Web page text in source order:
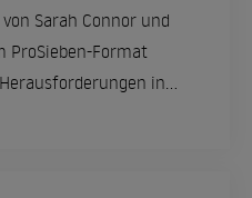
Sarah Connor und
ProSieben-Format
in
und ihren